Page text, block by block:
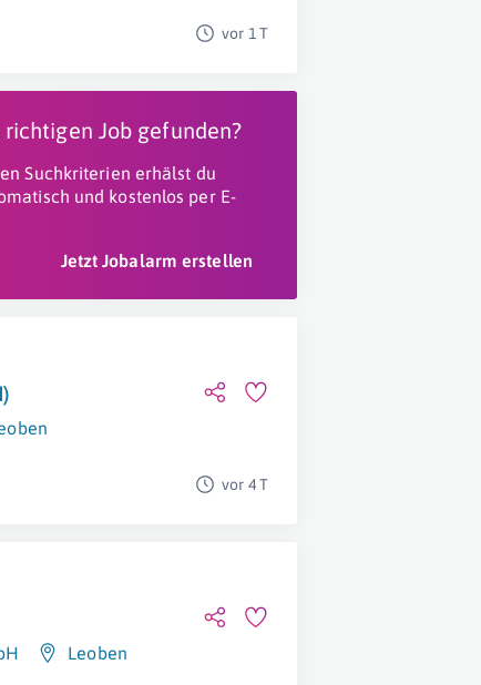
vor 1 T
Job gefunden?
Suchkriterien erhälst du
und kostenlos per E-
Jetzt Jobalarm erstellen
vor 4 T
Leoben